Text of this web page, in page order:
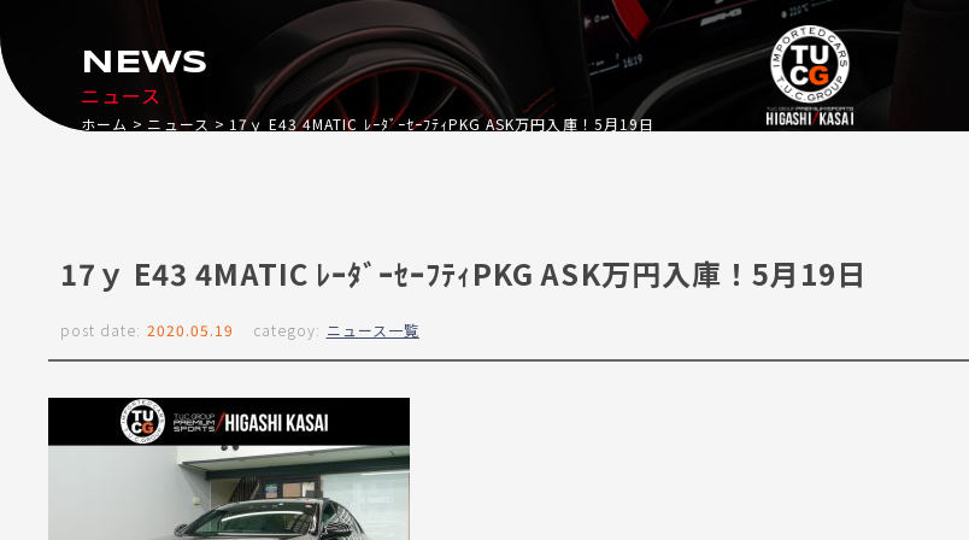
ニュース
NEWS
ホーム ニュース 17ｙ E43 4MATIC ﾚｰﾀﾞｰｾｰﾌﾃｨPKG ASK万円入庫！5月19日
17ｙ E43 4MATIC ﾚｰﾀﾞｰｾｰﾌﾃｨPKG ASK万円入庫！5月19日
post date: 2020.05.19 categoy: ニュース一覧